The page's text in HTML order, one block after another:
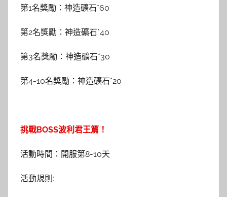
第1名獎勵：神造礦石*60
第2名獎勵：神造礦石*40
第3名獎勵：神造礦石*30
第4-10名獎勵：神造礦石*20
挑戰BOSS波利君王篇！
活動時間：開服第8-10天
活動規則: